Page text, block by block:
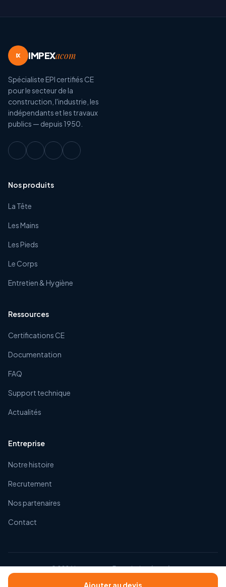
Ajouter au devis
IX IMPEXacom
Spécialiste EPI certifiés CE
pour le secteur de la
construction, l'industrie, les
indépendants et les travaux
publics — depuis 1950.
Nos produits
La Tête
Les Mains
Les Pieds
Le Corps
Entretien & Hygiène
Ressources
Certifications CE
Documentation
FAQ
Support technique
Actualités
Entreprise
Notre histoire
Recrutement
Nos partenaires
Contact
©2026Impexacom. Tous droits réservés.